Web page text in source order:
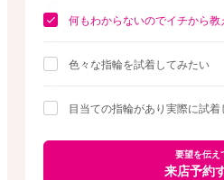
何もわからないのでイチから教
色々な指輪を試着してみたい
目当ての指輪があり実際に試着
要望を伝え
来店予約